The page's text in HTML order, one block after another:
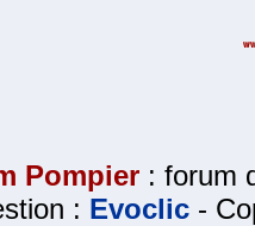
Pompier : forum
: Evoclic -